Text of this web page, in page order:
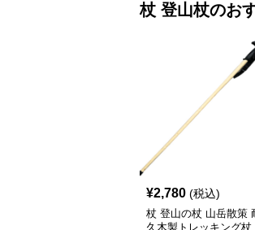
杖 登山杖のお
¥2,780 (税込)
杖 登山の杖 山岳散策
久木製トレッキング杖